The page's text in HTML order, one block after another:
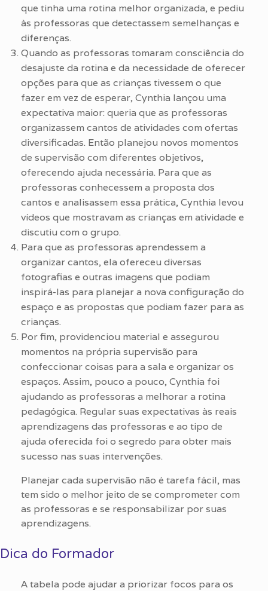
que tinha uma rotina melhor organizada, e pediu
às professoras que detectassem semelhanças e
diferenças.
Quando as professoras tomaram consciência do
desajuste da rotina e da necessidade de oferecer
opções para que as crianças tivessem o que
fazer em vez de esperar, Cynthia lançou uma
expectativa maior: queria que as professoras
organizassem cantos de atividades com ofertas
diversificadas. Então planejou novos momentos
de supervisão com diferentes objetivos,
oferecendo ajuda necessária. Para que as
professoras conhecessem a proposta dos
cantos e analisassem essa prática, Cynthia levou
vídeos que mostravam as crianças em atividade e
discutiu com o grupo.
Para que as professoras aprendessem a
organizar cantos, ela ofereceu diversas
fotografias e outras imagens que podiam
inspirá-las para planejar a nova configuração do
espaço e as propostas que podiam fazer para as
crianças.
Por fim, providenciou material e assegurou
momentos na própria supervisão para
confeccionar coisas para a sala e organizar os
espaços. Assim, pouco a pouco, Cynthia foi
ajudando as professoras a melhorar a rotina
pedagógica. Regular suas expectativas às reais
aprendizagens das professoras e ao tipo de
ajuda oferecida foi o segredo para obter mais
sucesso nas suas intervenções.
Planejar cada supervisão não é tarefa fácil, mas
tem sido o melhor jeito de se comprometer com
as professoras e se responsabilizar por suas
aprendizagens.
Dica do Formador
A tabela pode ajudar a priorizar focos para os